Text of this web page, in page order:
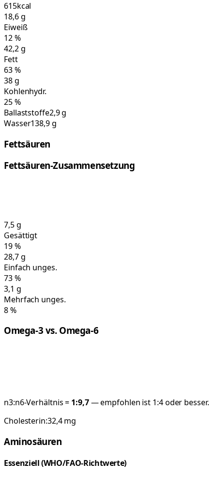
615kcal
18,6g
Eiweiß
12%
42,2g
Fett
63%
38g
Kohlenhydr.
25%
Ballaststoffe2,9 g
Wasser138,9 g
Fettsäuren
Fettsäuren-Zusammensetzung
7,5g
Gesättigt
19%
28,7g
Einfach unges.
73%
3,1 g
Mehrfach unges.
8%
Omega-3 vs. Omega-6
n3:n6-Verhältnis = 1:9,7— empfohlen ist 1:4 oder besser.
Cholesterin:32,4mg
Aminosäuren
Essenziell (WHO/FAO-Richtwerte)